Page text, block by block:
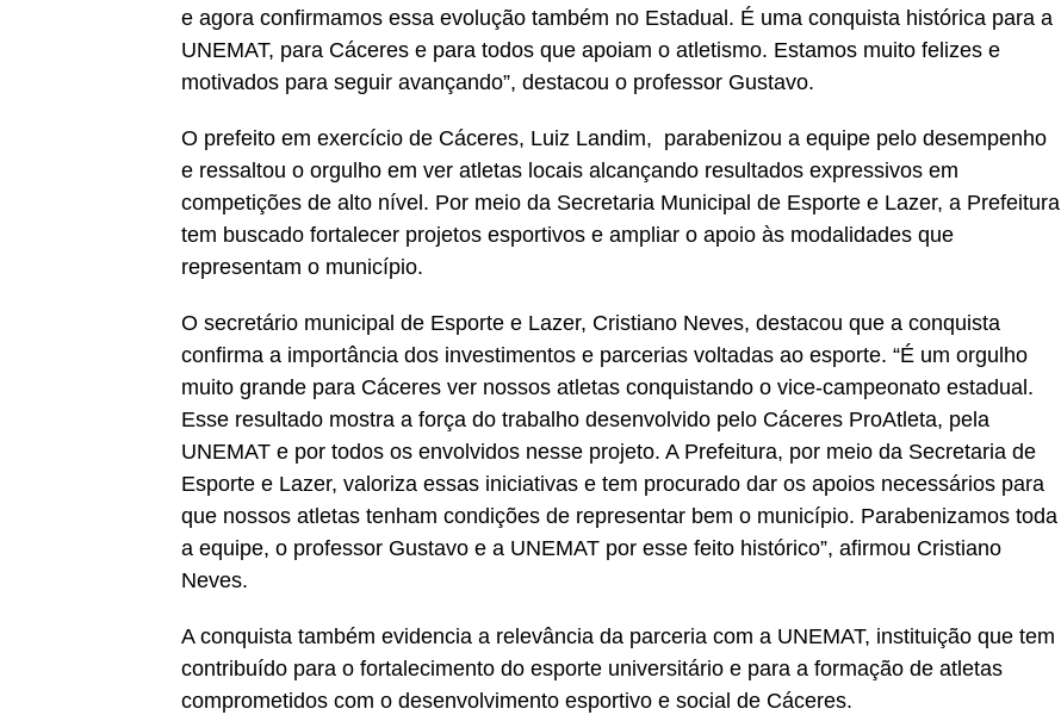
e agora confirmamos essa evolução também no Estadual. É uma conquista histórica para a
UNEMAT, para Cáceres e para todos que apoiam o atletismo. Estamos muito felizes e
motivados para seguir avançando”, destacou o professor Gustavo.
O prefeito em exercício de Cáceres, Luiz Landim, parabenizou a equipe pelo desempenho
e ressaltou o orgulho em ver atletas locais alcançando resultados expressivos em
competições de alto nível. Por meio da Secretaria Municipal de Esporte e Lazer, a Prefeitura
tem buscado fortalecer projetos esportivos e ampliar o apoio às modalidades que
representam o município.
O secretário municipal de Esporte e Lazer, Cristiano Neves, destacou que a conquista
confirma a importância dos investimentos e parcerias voltadas ao esporte. “É um orgulho
muito grande para Cáceres ver nossos atletas conquistando o vice-campeonato estadual.
Esse resultado mostra a força do trabalho desenvolvido pelo Cáceres ProAtleta, pela
UNEMAT e por todos os envolvidos nesse projeto. A Prefeitura, por meio da Secretaria de
Esporte e Lazer, valoriza essas iniciativas e tem procurado dar os apoios necessários para
que nossos atletas tenham condições de representar bem o município. Parabenizamos toda
a equipe, o professor Gustavo e a UNEMAT por esse feito histórico”, afirmou Cristiano
Neves.
A conquista também evidencia a relevância da parceria com a UNEMAT, instituição que tem
contribuído para o fortalecimento do esporte universitário e para a formação de atletas
comprometidos com o desenvolvimento esportivo e social de Cáceres.